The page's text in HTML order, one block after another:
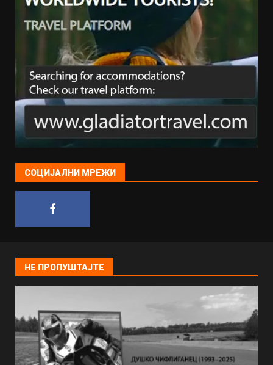
СОЦИЈАЛНИ МРЕЖИ
НЕ ПРОПУШТАЈТЕ